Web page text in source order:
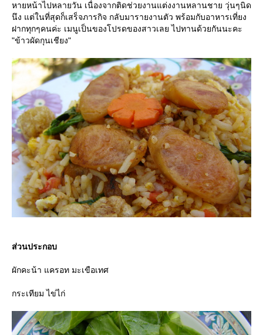
หายหน้าไปหลายวัน เนื่องจากติดช่วยงานแต่งงานหลานชาย วุ่นๆนิด
นึง แต่ในที่สุดก็เสร็จภารกิจ กลับมารายงานตัว พร้อมกับอาหารเที่ยง
ฝากทุกๆคนค่ะ เมนูเป็นของโปรดของสาวเลย ไปทานด้วยกันนะคะ
"ข้าวผัดกุนเชียง"
ส่วนประกอบ
ผักคะน้า แครอท มะเขือเทศ
กระเทียม ไข่ไก่